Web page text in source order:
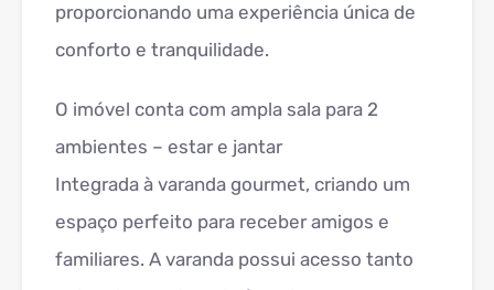
proporcionando uma experiência única de
conforto e tranquilidade.
O imóvel conta com ampla sala para 2
ambientes – estar e jantar
Integrada à varanda gourmet, criando um
espaço perfeito para receber amigos e
familiares. A varanda possui acesso tanto